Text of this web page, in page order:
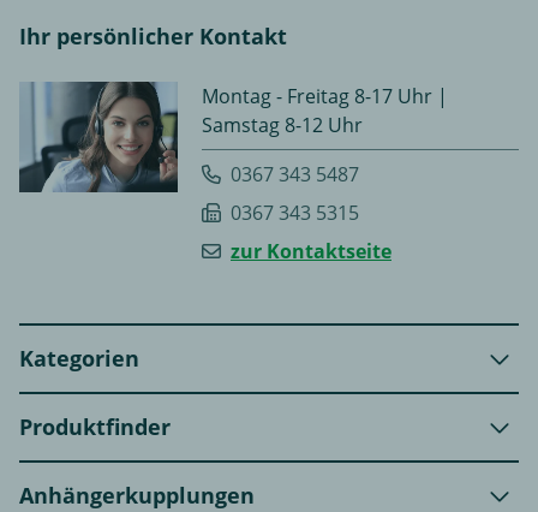
Ihr persönlicher Kontakt
Montag - Freitag 8-17 Uhr |
Samstag 8-12 Uhr
0367 343 5487
0367 343 5315
zur Kontaktseite
Kategorien
Produktfinder
Anhängerkupplungen